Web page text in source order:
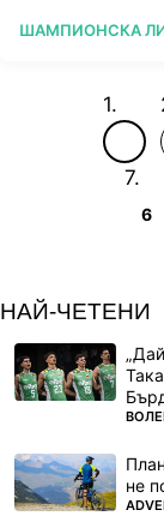
ПОВЕЧЕ ОТ
ШАМПИОНСКА
6
НАЙ-ЧЕТЕНИ
не